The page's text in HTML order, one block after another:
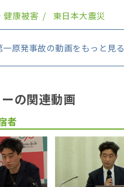
健康被害 東日本大震災
一原発事故の動画をもっと見る
の関連動画
者